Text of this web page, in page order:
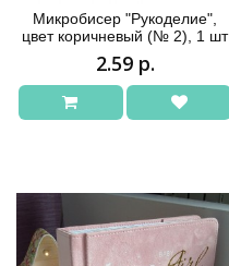
Микробисер "Рукоделие",
цвет коричневый (№ 2), 1 шт
2.59 р.